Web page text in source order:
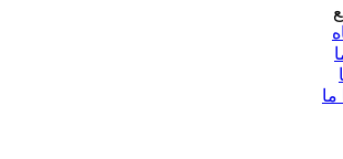
ما